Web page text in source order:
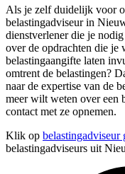
Als je zelf duidelijk voor
belastingadviseur in
dienstverlener die je
over de opdrachten die je
belastingaangifte laten
omtrent de belastingen?
naar de expertise van de
meer wilt weten over een
contact met ze opnemen.
Klik op belastingadviseur
belastingadviseurs uit